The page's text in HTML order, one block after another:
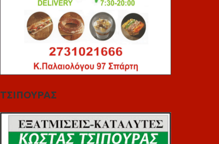
ΤΣΙΠΟΥΡΑΣ